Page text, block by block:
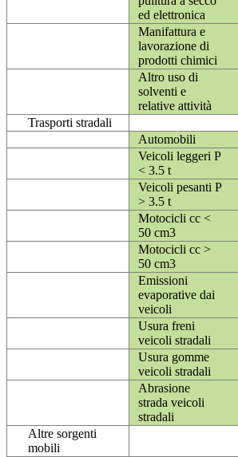
ed elettronica
Manifattura e
lavorazione di
prodotti chimici
Altro uso di
solventi e
relative attività
Trasporti stradali
Automobili
Veicoli leggeri P
< 3.5 t
Veicoli pesanti P
> 3.5 t
Motocicli cc <
50 cm3
Motocicli cc >
50 cm3
Emissioni
evaporative dai
veicoli
Usura freni
veicoli stradali
Usura gomme
veicoli stradali
Abrasione
strada veicoli
stradali
Altre sorgenti
mobili